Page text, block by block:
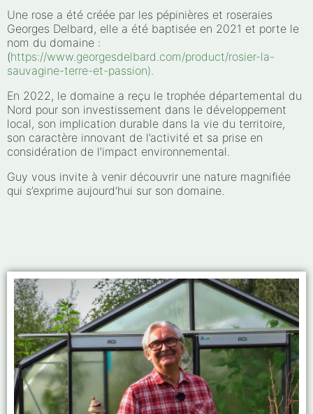
Une rose a été créée par les pépinières et roseraies
Georges Delbard, elle a été baptisée en 2021 et porte le
nom du domaine :
(https://www.georgesdelbard.com/product/rosier-la-
sauvagine-terre-et-passion).
En 2022, le domaine a reçu le trophée départemental du
Nord pour son investissement dans le développement
local, son implication durable dans la vie du territoire,
son caractère innovant de l’activité et sa prise en
considération de l’impact environnemental.
Guy vous invite à venir découvrir une nature magnifiée
qui s’exprime aujourd’hui sur son domaine.